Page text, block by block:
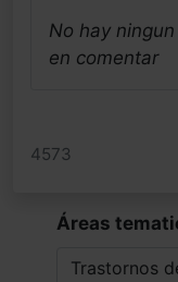
No hay
en comentar
4573
Áreas